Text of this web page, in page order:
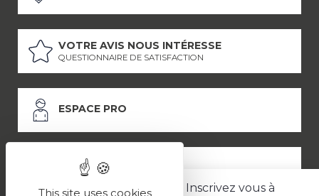
Inscrivez vous à
VOTRE AVIS NOUS INTÉRESSE
QUESTIONNAIRE DE SATISFACTION
ESPACE PRO
ESPACE PRESSE
This site uses cookies